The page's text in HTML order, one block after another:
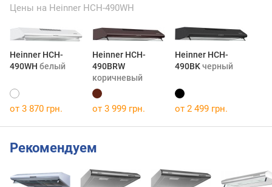
Цены на Heinner HCH-490WH
Heinner HCH-
490WH белый
Heinner HCH-
490BRW
коричневый
Heinner HCH-
490BKчерный
от 3 870 грн. от 3 999 грн. от 2 499 грн.
Рекомендуем